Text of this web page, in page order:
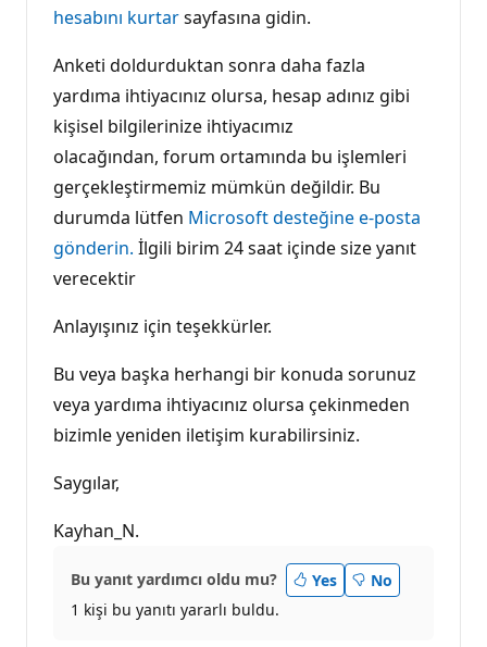
hesabını kurtarsayfasına gidin.
Anketi doldurduktan sonra daha fazla
yardıma ihtiyacınız olursa, hesap adınız gibi
kişisel bilgilerinize ihtiyacımız
olacağından, forum ortamında bu işlemleri
gerçekleştirmemiz mümkün değildir. Bu
durumda lütfen Microsoft desteğine e-posta
gönderin. İlgili birim 24 saat içinde size yanıt
verecektir
Anlayışınız için teşekkürler.
Bu veya başka herhangi bir konuda sorunuz
veya yardıma ihtiyacınız olursa çekinmeden
bizimle yeniden iletişim kurabilirsiniz.
Saygılar,
Kayhan_N.
Bu yanıt yardımcı oldu mu? Yes
No
1 kişi bu yanıtı yararlı buldu.